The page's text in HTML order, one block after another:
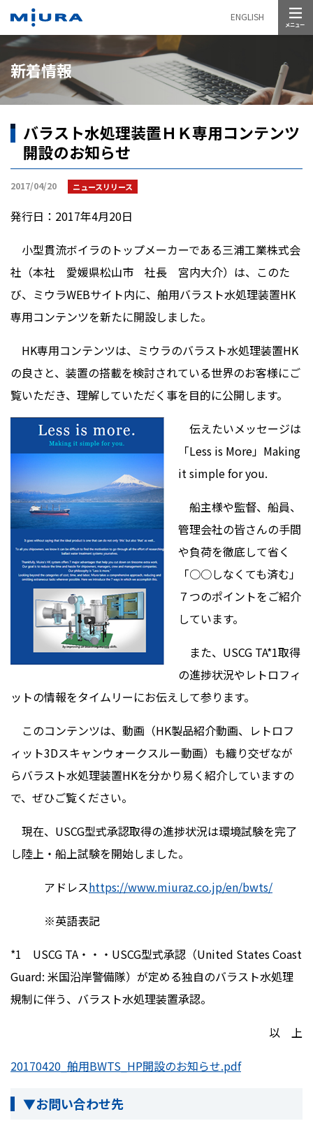
ENGLISH
新着情報
バラスト水処理装置ＨＫ専用コンテンツ
開設のお知らせ
2017/04/20 ニュースリリース
発行日：2017年4月20日
小型貫流ボイラのトップメーカーである三浦工業株式会
社（本社 愛媛県松山市 社長 宮内大介）は、このた
び、ミウラWEBサイト内に、舶用バラスト水処理装置HK
専用コンテンツを新たに開設しました。
HK専用コンテンツは、ミウラのバラスト水処理装置HK
の良さと、装置の搭載を検討されている世界のお客様にご
覧いただき、理解していただく事を目的に公開します。
伝えたいメッセージは
「Less is More」Making
it simple for you.
船主様や監督、船員、
管理会社の皆さんの手間
や負荷を徹底して省く
「○○しなくても済む」
７つのポイントをご紹介
しています。
また、USCG TA*1取得
の進捗状況やレトロフィ
ットの情報をタイムリーにお伝えして参ります。
このコンテンツは、動画（HK製品紹介動画、レトロフ
ィット3Dスキャンウォークスルー動画）も織り交ぜなが
らバラスト水処理装置HKを分かり易く紹介していますの
で、ぜひご覧ください。
現在、USCG型式承認取得の進捗状況は環境試験を完了
し陸上・船上試験を開始しました。
アドレスhttps://www.miuraz.co.jp/en/bwts/
※英語表記
*1 USCG TA・・・USCG型式承認（United States Coast
Guard: 米国沿岸警備隊）が定める独自のバラスト水処理
規制に伴う、バラスト水処理装置承認。
以 上
20170420_舶用BWTS_HP開設のお知らせ.pdf
▼お問い合わせ先